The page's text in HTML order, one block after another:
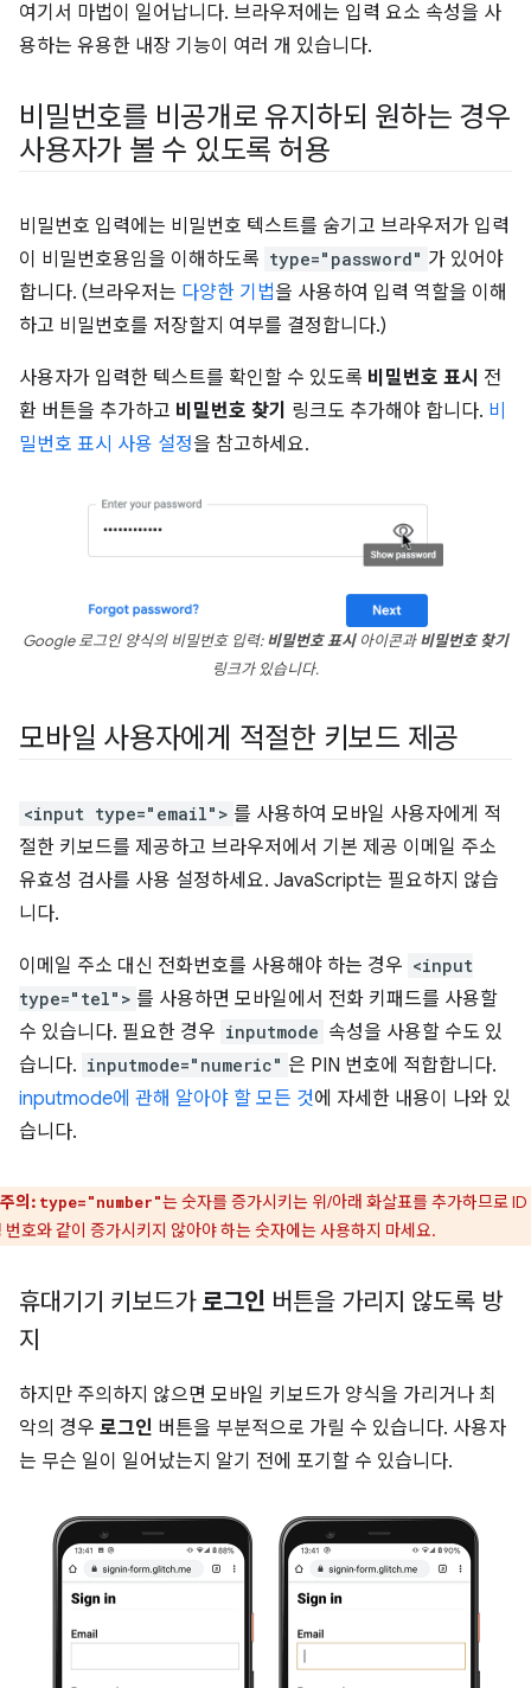
여기서 마법이 일어납니다. 브라우저에는 입력 요소 속성을 사
용하는 유용한 내장 기능이 여러 개 있습니다.
비밀번호를 비공개로 유지하되 원하는 경우
사용자가 볼 수 있도록 허용
비밀번호 입력에는 비밀번호 텍스트를 숨기고 브라우저가 입력
이 비밀번호용임을 이해하도록 type="password" 가 있어야
합니다. (브라우저는 다양한 기법을 사용하여 입력 역할을 이해
하고 비밀번호를 저장할지 여부를 결정합니다.)
사용자가 입력한 텍스트를 확인할 수 있도록 비밀번호 표시 전
환 버튼을 추가하고 비밀번호 찾기 링크도 추가해야 합니다. 비
밀번호 표시 사용 설정을 참고하세요.
Google 로그인 양식의 비밀번호 입력:비밀번호 표시아이콘과비밀번호 찾기
링크가 있습니다.
모바일 사용자에게 적절한 키보드 제공
<input type="email"> 를 사용하여 모바일 사용자에게 적
절한 키보드를 제공하고 브라우저에서 기본 제공 이메일 주소
유효성 검사를 사용 설정하세요. JavaScript는 필요하지 않습
니다.
이메일 주소 대신 전화번호를 사용해야 하는 경우 <input
type="tel"> 를 사용하면 모바일에서 전화 키패드를 사용할
수 있습니다. 필요한 경우 inputmode 속성을 사용할 수도 있
습니다. inputmode="numeric" 은 PIN 번호에 적합합니다.
inputmode에 관해 알아야 할 모든 것에 자세한 내용이 나와 있
습니다.
주의: type="number"는 숫자를 증가시키는 위/아래 화살표를 추가하므로 ID
번호와 같이 증가시키지 않아야 하는 숫자에는 사용하지 마세요.
휴대기기 키보드가 로그인 버튼을 가리지 않도록 방
지
하지만 주의하지 않으면 모바일 키보드가 양식을 가리거나 최
악의 경우 로그인 버튼을 부분적으로 가릴 수 있습니다. 사용자
는 무슨 일이 일어났는지 알기 전에 포기할 수 있습니다.